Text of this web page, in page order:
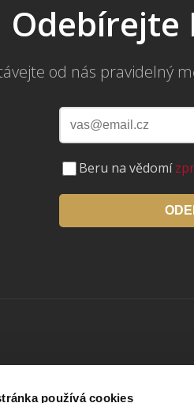
používá cookies
Odebírejte
od nás pravidelný
Beru na vědomí
Důležité odkazy